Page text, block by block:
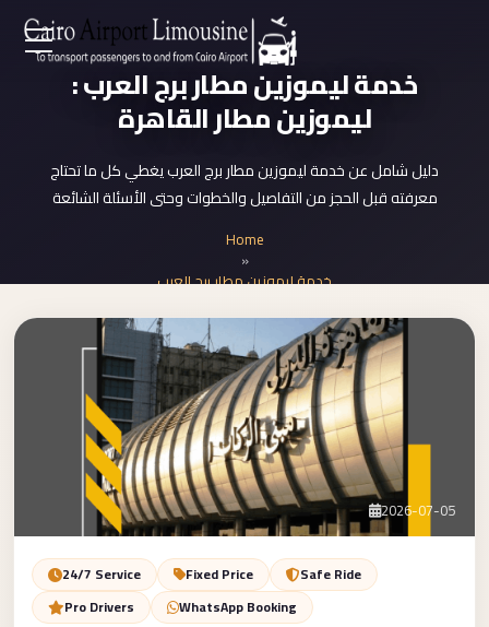
EN
AR
Home
Services
About Us
Contact Us
Book Now
خدمة ليموزين مطار برج العرب :
ليموزين مطار القاهرة
دليل شامل عن خدمة ليموزين مطار برج العرب يغطي كل ما تحتاج
معرفته قبل الحجز من التفاصيل والخطوات وحتى الأسئلة الشائعة
Home
»
خدمة ليموزين مطار برج العرب
2026-07-05
24/7 Service Fixed Price
Safe Ride
Pro Drivers
WhatsApp Booking
Zamalek
Rental
Service
Wedding
VIP
Limousine
Premium